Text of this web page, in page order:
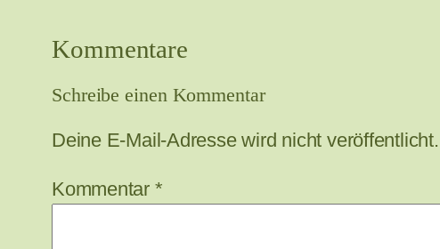
Kommentare
Schreibe einen Kommentar
Deine E-Mail-Adresse wird nicht veröffentlicht.
Kommentar *